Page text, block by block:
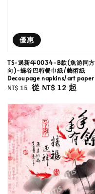
優惠
TS-過新年0034-B款(魚游同方
向)-蝶谷巴特餐巾紙/藝術紙
Decoupage napkins/art paper
Regular
NT$ 15 Sale
從 NT$ 12起